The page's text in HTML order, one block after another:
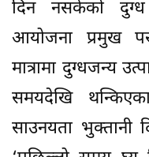
दिन नसकेको दुग्ध
आयोजना प्रमुख
मात्रामा दुग्धजन्य
समयदेखि
साउनयता